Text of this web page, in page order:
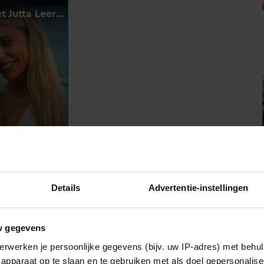
Details Advertentie-instellingen
gegevens
je persoonlijke gegevens (bijv. uw IP-adres) met
op te slaan en te gebruiken met als doel
uitgebracht voor het komende wereldkampioenschap
hij nu met Jutta in de villa van Casa di Beau.